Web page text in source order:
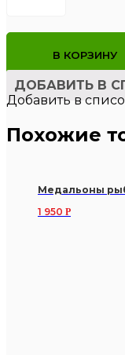
цыпленка
шампиньонами.
В КОРЗИНУ
ДОБАВИТЬ В
Добавить в
Похожие
Медальоны
1 950 Р